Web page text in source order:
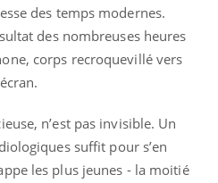
des temps modernes.
des nombreuses heures
corps recroquevillé vers
n’est pas invisible. Un
suffit pour s’en
les plus jeunes - la moitié